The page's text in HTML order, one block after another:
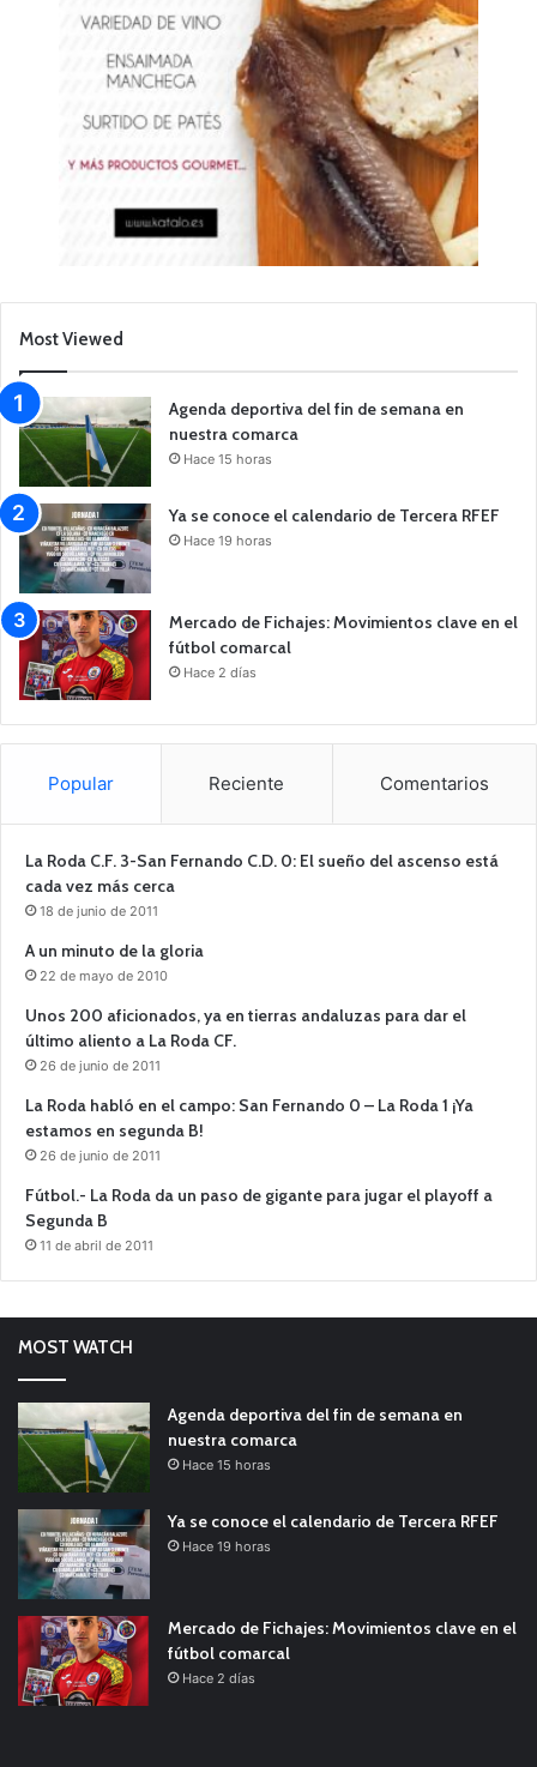
Most Viewed
Agenda deportiva del fin de semana en
nuestra comarca
Hace 15 horas
Ya se conoce el calendario de Tercera RFEF
Hace 19 horas
Mercado de Fichajes: Movimientos clave en el
fútbol comarcal
Hace 2 días
Popular Reciente Comentarios
La Roda C.F. 3-San Fernando C.D. 0: El sueño del ascenso está
cada vez más cerca
18 de junio de 2011
A un minuto de la gloria
22 de mayo de 2010
Unos 200 aficionados, ya en tierras andaluzas para dar el
último aliento a La Roda CF.
26 de junio de 2011
La Roda habló en el campo: San Fernando 0 – La Roda 1 ¡Ya
estamos en segunda B!
26 de junio de 2011
Fútbol.- La Roda da un paso de gigante para jugar el playoff a
Segunda B
11 de abril de 2011
MOST WATCH
Agenda deportiva del fin de semana en
nuestra comarca
Hace 15 horas
Ya se conoce el calendario de Tercera RFEF
Hace 19 horas
Mercado de Fichajes: Movimientos clave en el
fútbol comarcal
Hace 2 días